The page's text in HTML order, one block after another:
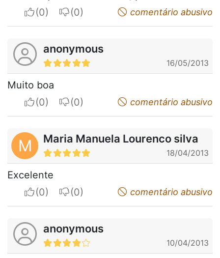
I apreciateI do not appreciatecomentário abusivo
anonymous
16/05/2013
Muito boa
I apreciateI do not appreciatecomentário abusivo
M Maria Manuela Lourenco silva
18/04/2013
Excelente
I apreciateI do not appreciatecomentário abusivo
anonymous
10/04/2013